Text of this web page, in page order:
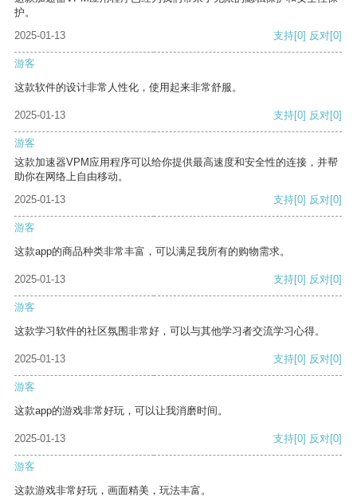
护。
2025-01-13
支持[0] 反对[0]
游客
这款软件的设计非常人性化，使用起来非常舒服。
2025-01-13 支持[0] 反对[0]
游客
这款加速器VPM应用程序可以给你提供最高速度和安全性的连接，并帮
助你在网络上自由移动。
2025-01-13
支持[0] 反对[0]
游客
这款app的商品种类非常丰富，可以满足我所有的购物需求。
2025-01-13 支持[0] 反对[0]
游客
这款学习软件的社区氛围非常好，可以与其他学习者交流学习心得。
2025-01-13 支持[0] 反对[0]
游客
这款app的游戏非常好玩，可以让我消磨时间。
2025-01-13 支持[0] 反对[0]
游客
这款游戏非常好玩，画面精美，玩法丰富。